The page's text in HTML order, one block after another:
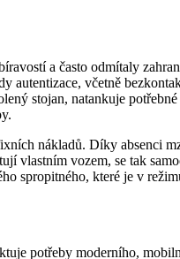
a často odmítaly
autentizace, včetně
stojan, natankuje
nákladů. Díky absenci
vlastním vozem, se tak
spropitného, které je v
potřeby moderního,